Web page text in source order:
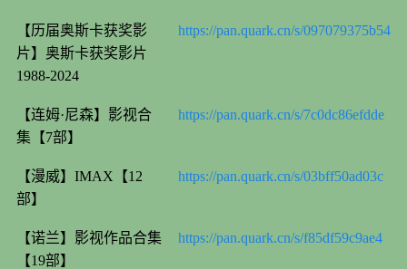
【历届奥斯卡获奖影
片】奥斯卡获奖影片
1988-2024
https://pan.quark.cn/s/097079375b54
【连姆·尼森】影视合
集【7部】
https://pan.quark.cn/s/7c0dc86efdde
【漫威】IMAX【12
部】
https://pan.quark.cn/s/03bff50ad03c
【诺兰】影视作品合集
【19部】
https://pan.quark.cn/s/f85df59c9ae4